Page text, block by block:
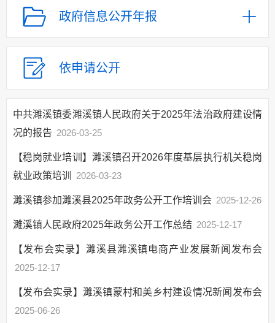
经济和社会发展统
计信息
建议提案办理
政府领导
财政资金
权责清单
理结果
权力运行结果
网上政务服务
义务教育
社会救助
政府信息公开年报
依申请公开
中共濉溪镇委濉溪镇人民政府关于2025年法治政府建设情
况的报告 2026-03-25
【稳岗就业培训】濉溪镇召开2026年度基层执行机关稳岗
就业政策培训
2026-03-23
濉溪镇参加濉溪县2025年政务公开工作培训会 2025-12-26
濉溪镇人民政府2025年政务公开工作总结 2025-12-17
【发布会实录】濉溪县濉溪镇电商产业发展新闻发布会
2025-12-17
【发布会实录】濉溪镇蒙村和美乡村建设情况新闻发布会
2025-06-26